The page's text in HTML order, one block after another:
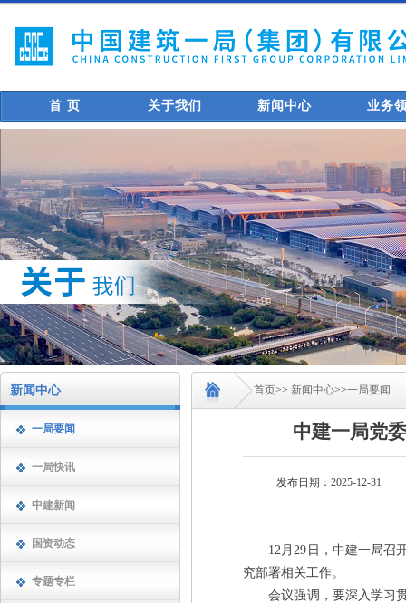
首 页 关于我们 新闻中心 业务
新闻中心
一局要闻
一局快讯
中建新闻
国资动态
专题专栏
首页>> 新闻中心>>一局要闻
中建一局党
发布日期：2025-12-31
12月29日，中建一局召开
究部署相关工作。
会议强调，要深入学习贯